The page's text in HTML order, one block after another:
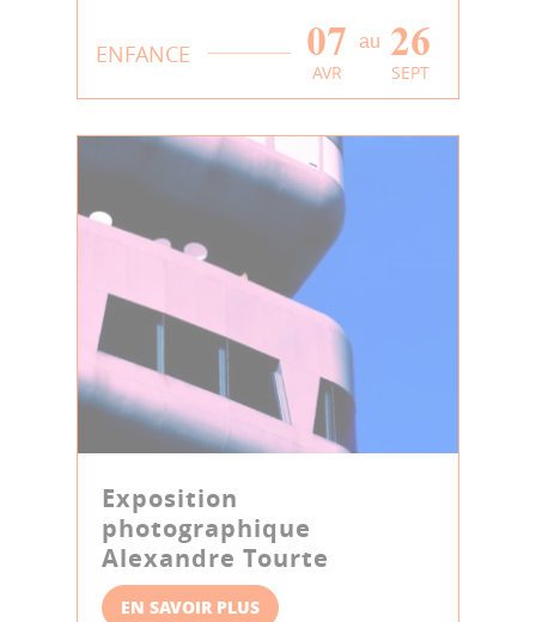
ENFANCE 07
AVR
au 26
SEPT
Exposition
photographique
Alexandre Tourte
EN SAVOIR PLUS